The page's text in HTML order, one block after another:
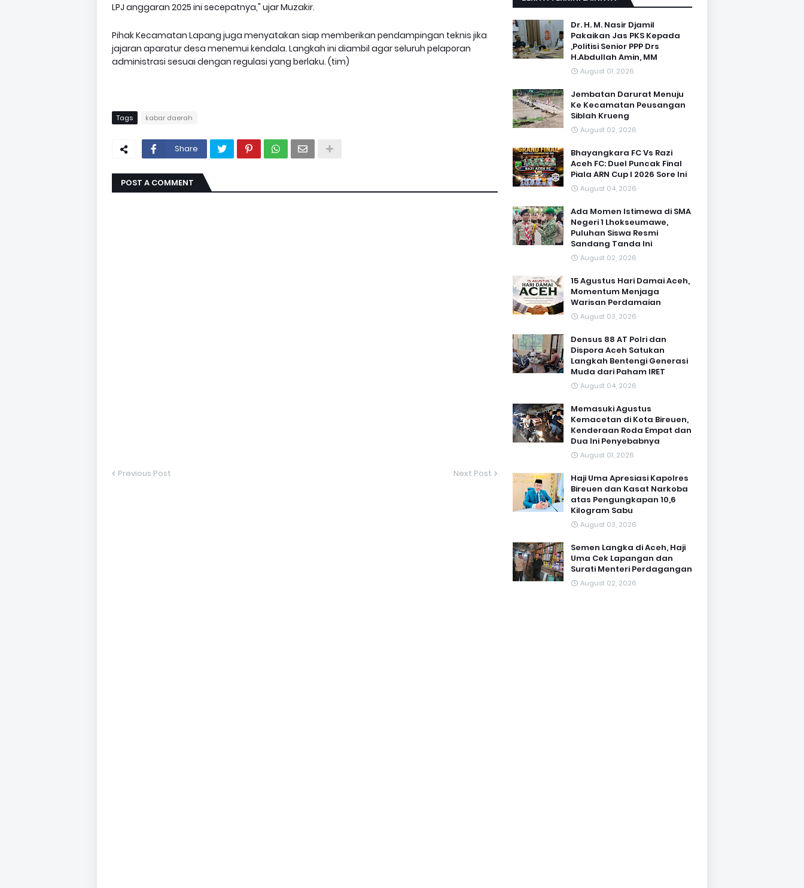
LPJ anggaran 2025 ini secepatnya," ujar Muzakir.
Pihak Kecamatan Lapang juga menyatakan siap memberikan pendampingan teknis jika
jajaran aparatur desa menemui kendala. Langkah ini diambil agar seluruh pelaporan
administrasi sesuai dengan regulasi yang berlaku. (tim)
Tags kabar daerah
Share
POST A COMMENT
Previous Post Next Post
Dr. H. M. Nasir Djamil
Pakaikan Jas PKS Kepada
,Politisi Senior PPP Drs
H.Abdullah Amin, MM
August 01, 2026
Jembatan Darurat Menuju
Ke Kecamatan Peusangan
Siblah Krueng
August 02, 2026
Bhayangkara FC Vs Razi
Aceh FC: Duel Puncak Final
Piala ARN Cup I 2026 Sore Ini
August 04, 2026
Ada Momen Istimewa di SMA
Negeri 1 Lhokseumawe,
Puluhan Siswa Resmi
Sandang Tanda Ini
August 02, 2026
15 Agustus Hari Damai Aceh,
Momentum Menjaga
Warisan Perdamaian
August 03, 2026
Densus 88 AT Polri dan
Dispora Aceh Satukan
Langkah Bentengi Generasi
Muda dari Paham IRET
August 04, 2026
Memasuki Agustus
Kemacetan di Kota Bireuen,
Kenderaan Roda Empat dan
Dua Ini Penyebabnya
August 01, 2026
Haji Uma Apresiasi Kapolres
Bireuen dan Kasat Narkoba
atas Pengungkapan 10,6
Kilogram Sabu
August 03, 2026
Semen Langka di Aceh, Haji
Uma Cek Lapangan dan
Surati Menteri Perdagangan
August 02, 2026